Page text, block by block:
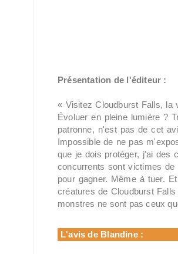
Présentation de l'éditeur :
« Visitez Cloudburst Falls, la
Évoluer en pleine lumière ?
patronne, n'est pas de cet
Impossible de ne pas
que je dois protéger, j'ai des
concurrents sont victimes
pour gagner. Même à tuer.
créatures de Cloudburst
monstres ne sont pas ceux
L'avis de Blandine :